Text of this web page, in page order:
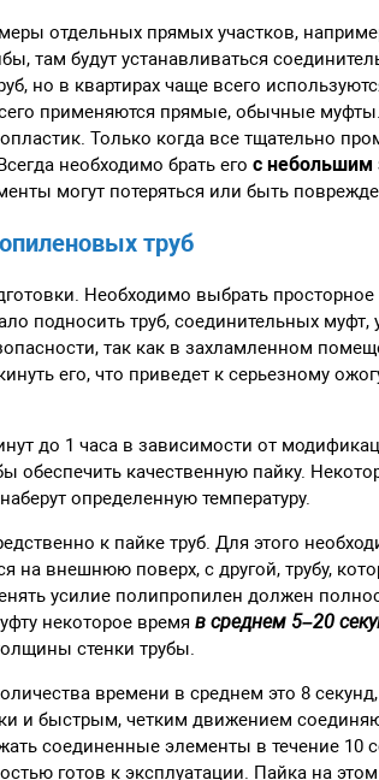
отдельных прямых участков,
там будут устанавливаться
но в квартирах чаще всего
применяются прямые, обычные
Только когда все тщательно
необходимо брать его с небольшим
могут потеряться или быть
труб
Необходимо выбрать
подносить труб, соединительных муфт,
так как в захламленном
его, что приведет к серьезному
до 1 часа в зависимости от
обеспечить качественную пайку.
определенную температуру.
к пайке труб. Для этого
на внешнюю поверх, с другой, трубу,
усилие полипропилен должен
некоторое время в среднем 5–20
стенки трубы.
времени в среднем это 8
и быстрым, четким движением
соединенные элементы в течение 10
готов к эксплуатации. Пайка на этом